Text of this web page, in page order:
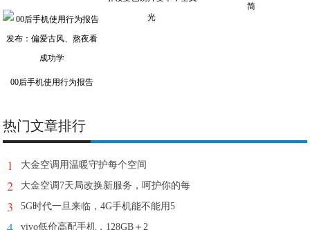
光
简
00后手机使用行为报告
热门文章排行
1 大金空调用温暖守护每个空间
2 大金空调7天局改换新服务，呵护你的每
3 5G时代一旦来临，4G手机能不能用5
vivo低价高配手机，128GB＋2